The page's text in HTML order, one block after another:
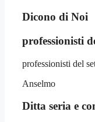
Dicono di Noi
professionisti
professionisti del
Anselmo
Ditta seria e